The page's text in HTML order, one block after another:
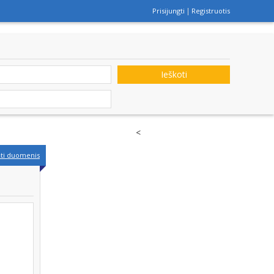
Prisijungti Registruotis
Ieškoti
duomenis
<